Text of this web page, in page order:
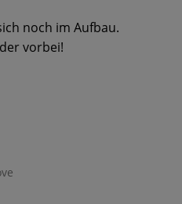
noch im Aufbau.
vorbei!